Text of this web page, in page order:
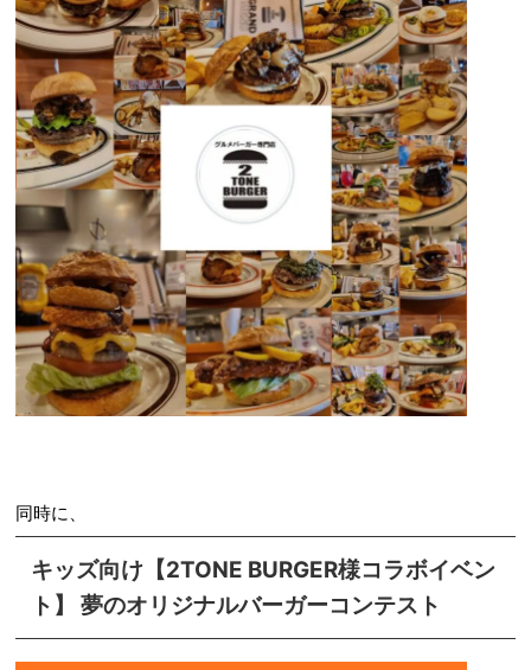
同時に、
キッズ向け【2TONE BURGER様コラボイベン
ト】 夢のオリジナルバーガーコンテスト